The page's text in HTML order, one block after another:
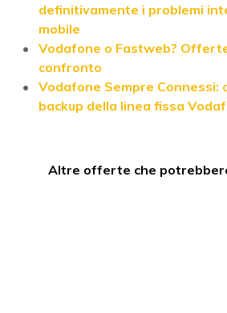
definitivamente i problemi
mobile
Vodafone o Fastweb?
confronto
Vodafone Sempre Connessi:
backup della linea fissa
Altre offerte che